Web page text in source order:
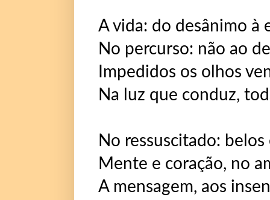
A vida: do desânimo à
No percurso: não ao
Impedidos os olhos
Na luz que conduz,
No ressuscitado:
Mente e coração, no
A mensagem, aos